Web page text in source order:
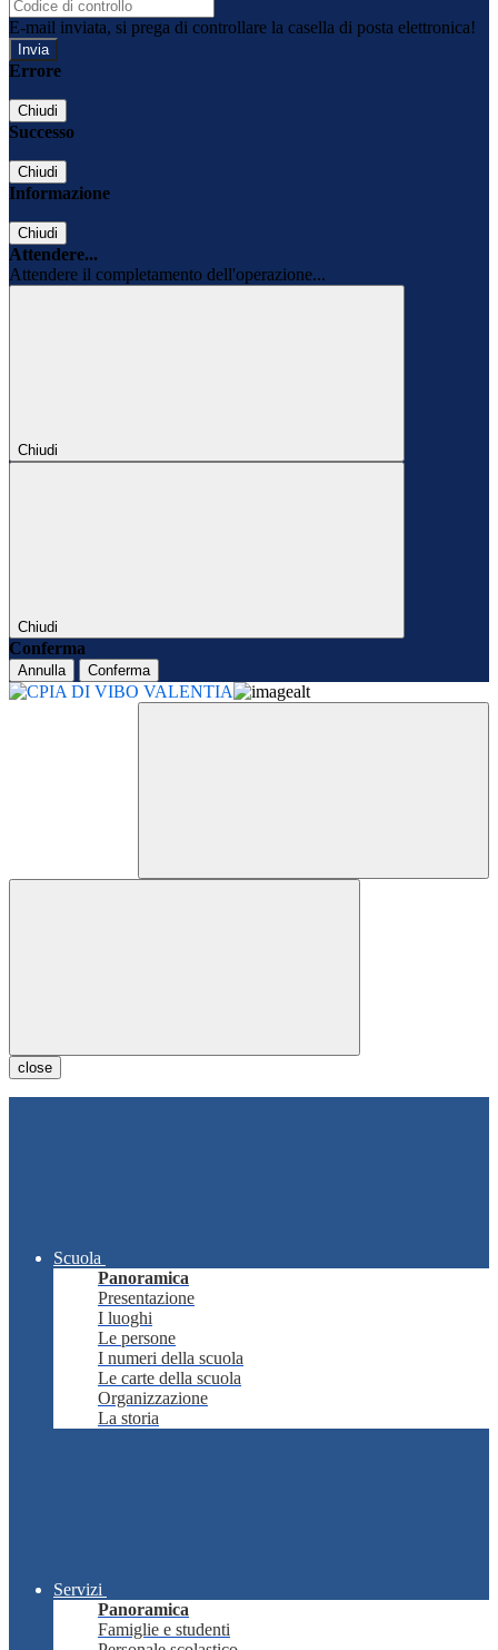
E-mail inviata, si prega di controllare la casella di posta elettronica!
Errore
Chiudi
Successo
Chiudi
Informazione
Chiudi
Attendere...
Attendere il completamento dell'operazione...
Chiudi
Chiudi
Conferma
Annulla Conferma
close
Scuola
Panoramica
Presentazione
I luoghi
Le persone
I numeri della scuola
Le carte della scuola
Organizzazione
La storia
Servizi
Panoramica
Famiglie e studenti